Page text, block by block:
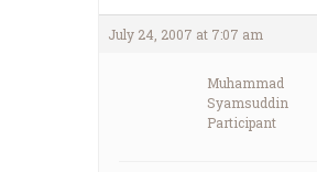
July 24, 2007 at 7:07 am
Muhammad
Syamsuddin
Participant